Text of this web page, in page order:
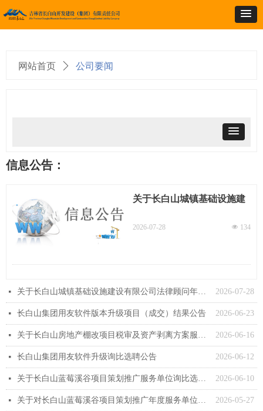
信息公告：
关于长白山城镇基础设施建
务单位进行询比选聘的公告
넶 134
2026-07-28
2026-07-28
넷 关于长白山城镇基础设施建设有限公司法律顾问年度服务单位进行询比选聘的公告
2026-06-23
넷 长白山集团用友软件版本升级项目（成交）结果公告
2026-06-16
넷 关于长白山房地产棚改项目税审及资产剥离方案服务单位询比选聘（成交）结果公告
2026-06-12
넷 长白山集团用友软件升级询比选聘公告
2026-06-10
넷 关于长白山蓝莓溪谷项目策划推广服务单位询比选聘（成交）结果公告
2026-05-27
넷 关于对长白山蓝莓溪谷项目策划推广年度服务单位进行询比选聘的公告
网站首页 ꄲ 公司要闻